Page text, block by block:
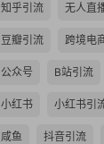
知乎引流 无人直
豆瓣引流 跨境电
公众号 B站引流
小红书 小红书引
咸鱼 抖音引流